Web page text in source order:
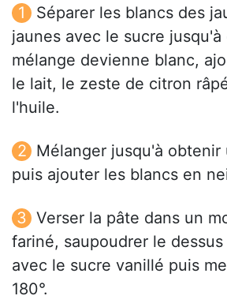
Séparer les blancs des
jaunes avec le sucre
mélange devienne blanc,
le lait, le zeste de citron
l'huile.
Mélanger jusqu'à obtenir
puis ajouter les blancs en
Verser la pâte dans un
fariné, saupoudrer le
avec le sucre vanillé puis
180°.